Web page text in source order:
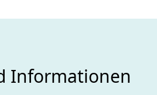
Informationen